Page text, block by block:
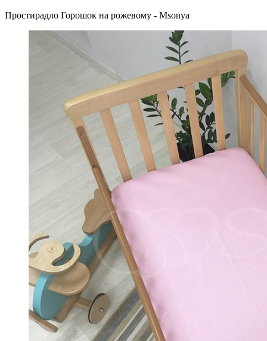
Простирадло Горошок на рожевому - Msonya